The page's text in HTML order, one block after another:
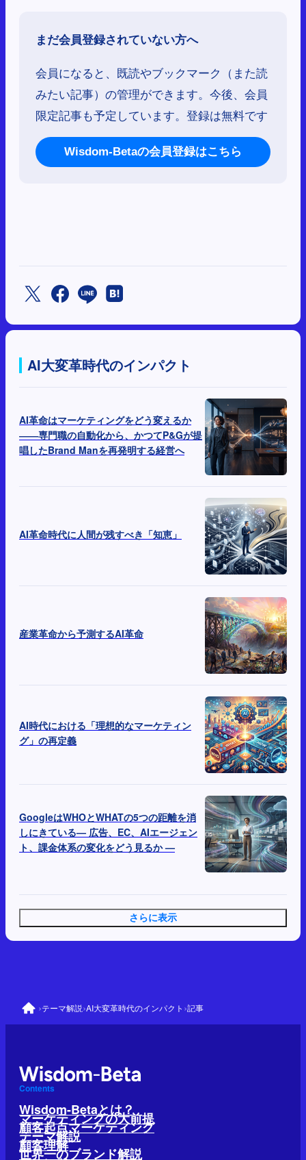
まだ会員登録されていない方へ
会員になると、既読やブックマーク（また読
みたい記事）の管理ができます。今後、会員
限定記事も予定しています。登録は無料です
Wisdom-Betaの会員登録はこちら
AI大変革時代のインパクト
AI革命はマーケティングをどう変えるか
――専門職の自動化から、かつてP&Gが提
唱したBrand Manを再発明する経営へ
AI革命時代に人間が残すべき「知恵」
産業革命から予測するAI革命
AI時代における「理想的なマーケティン
グ」の再定義
GoogleはWHOとWHATの5つの距離を消
しにきている— 広告、EC、AIエージェン
ト、課金体系の変化をどう見るか —
さらに表示
›テーマ解説›AI大変革時代のインパクト ›記事
Contents
Wisdom-Betaとは？
マーケティングの大前提
顧客起点マーケティング
テーマ解説
顧客理解
世界一のブランド解説